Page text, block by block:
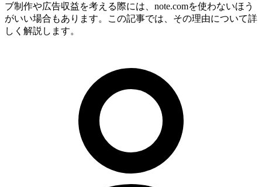
ブ制作や広告収益を考える際には、note.comを使わないほう
がいい場合もあります。この記事では、その理由について詳
しく解説します。